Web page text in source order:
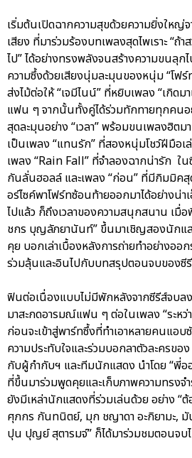
เริ่มต้นเปิดฉากความสุขด้วยความยิ่งใหญ่
เสียง ที่มาร่วมร้องบทเพลงสุดไพเราะ “ถ้
ไป” ได้อย่างทรงพลังจนสร้างความขนลุ
ความซึ้งด้วยเสียงนุ่มละมุนของหนุ่ม “โฟร์
ส่งไม้ต่อให้ “เจมีไนน์” ที่หยิบเพลง “เกิดม
แฟน ๆ จากนั้นทั้งคู่ได้ร่วมทักทายทุกคนอ
สุดละมุนอย่าง “เวลา” พร้อมขนเพลงฮิตม
เป็นเพลง “แทนรัก” ที่สองหนุ่มโชว์ฝีมือเ
เพลง “Rain Fall” ที่จำลองฉากน่ารัก
กันลั่นฮอลล์ และเพลง “ก่อน” ที่มีกิมมิคสุ
อร์ไซค์พาโฟร์ทซ้อนท้ายออกมาได้อย่างน่
ไปแล้ว ก็ถึงเวลาของความสนุกสนาน เ
ชกร บุญลัภยานันท์” ขึ้นมาเชิญสองนักแ
คุย บอกเล่าเบื้องหลังการถ่ายทำอย่างอ
ร่วมลุ้นและอินไปกับบทสรุปตอนจบของซี
ฟินต่อเนื่องแบบไม่มีพักหลังจากซีรีส์จบล
มาสะกดอารมณ์แฟน ๆ ต่อในเพลง “ระห
ก่อนจะเข้าสู่พาร์ทซึ้งที่ทำเอาหลายคนแอบ
ความประทับใจและร่วมบอกลาตัวละครขอ
กับผู้กำกับฯ และทีมนักแสดง นำโดย “พี่
ที่ขึ้นมาร่วมพูดคุยและเก็บภาพความทรง
ยังมีเหล่านักแสดงที่ร่วมเล่นด้วย อย่าง “
ศุภกร กันทนิตย์, มุก ชญาดา อะกิยามะ,
ปุน ปุญย์ สุตารมจ์” ก็ได้มาร่วมชมตอนจ